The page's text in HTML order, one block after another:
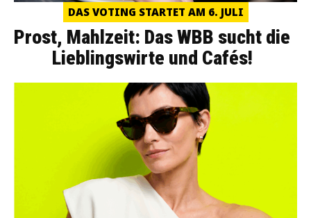
DAS VOTING STARTET AM 6. JULI
Prost, Mahlzeit: Das WBB sucht die
Lieblingswirte und Cafés!